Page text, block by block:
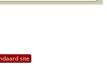
site